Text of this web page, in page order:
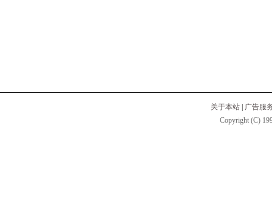
关于本站
广告服
Copyright (C)